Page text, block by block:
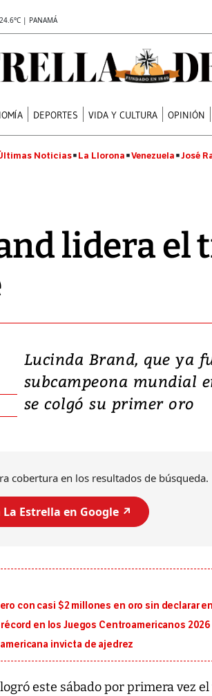
| PANAMÁ
DEPORTES VIDA Y CULTURA OPINIÓN
Noticias La Llorona Venezuela José
lidera el
Lucinda Brand, que ya
subcampeona mundial
se colgó su primer oro
cobertura en los resultados de búsqueda.
La Estrella en Google ↗️
con casi $2 millones en oro sin declarar
en los Juegos Centroamericanos 2026
invicta de ajedrez
este sábado por primera vez
Video, Japón:
deja heridos y
daños en
Un fuerte terremoto de
julio en la prefectura de
al sur de Japón,
emergencia de gran...